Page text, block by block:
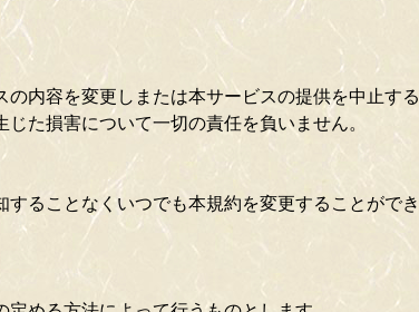
内容を変更しまたは本サービスの提供を中止する
た損害について一切の責任を負いません。
ることなくいつでも本規約を変更することができ